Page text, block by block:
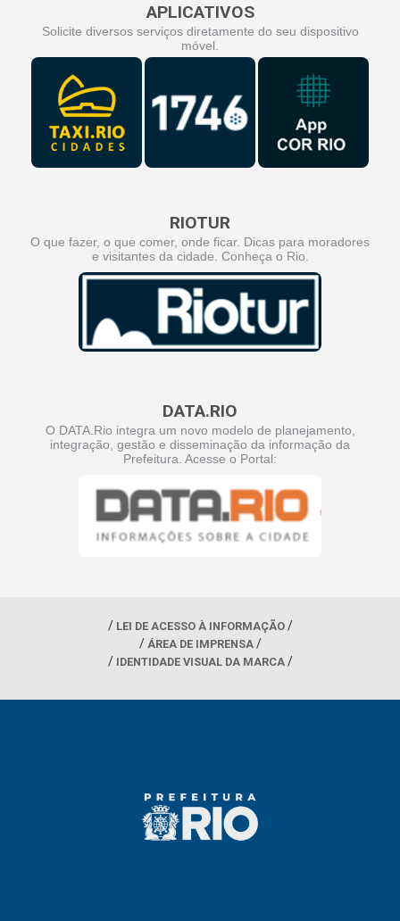
APLICATIVOS
Solicite diversos serviços diretamente do seu dispositivo
móvel.
RIOTUR
O que fazer, o que comer, onde ficar. Dicas para moradores
e visitantes da cidade. Conheça o Rio.
DATA.RIO
O DATA.Rio integra um novo modelo de planejamento,
integração, gestão e disseminação da informação da
Prefeitura. Acesse o Portal:
LEI DE ACESSO À INFORMAÇÃO
ÁREA DE IMPRENSA
IDENTIDADE VISUAL DA MARCA